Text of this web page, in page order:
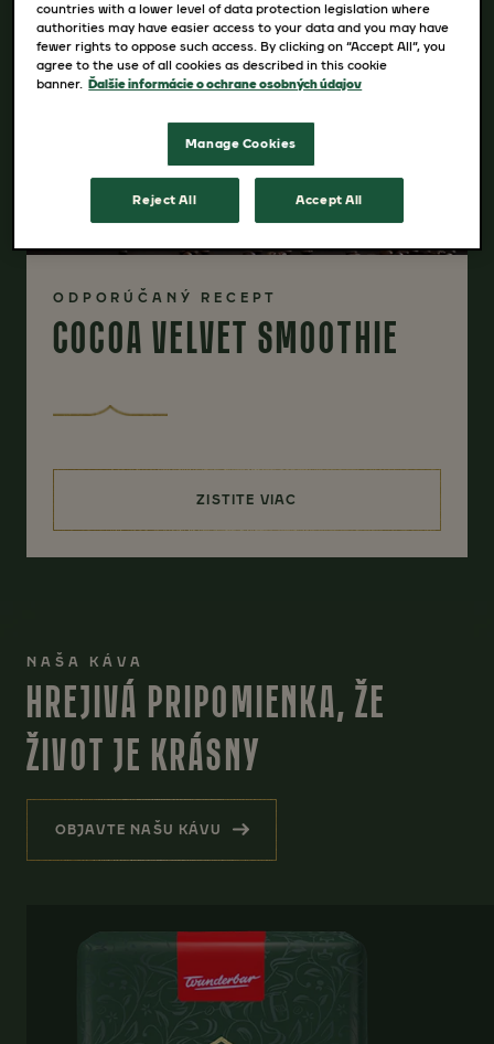
ODPORÚČANÝ RECEPT
COCOA VELVET SMOOTHIE
ZISTITE VIAC
NAŠA KÁVA
HREJIVÁ PRIPOMIENKA, ŽE
ŽIVOT JE KRÁSNY
OBJAVTE NAŠU KÁVU
countries with a lower level of data protection legislation where
authorities may have easier access to your data and you may have
fewer rights to oppose such access. By clicking on “Accept All”, you
agree to the use of all cookies as described in this cookie
banner. Ďalšie informácie o ochrane osobných údajov
Manage Cookies
Reject All Accept All